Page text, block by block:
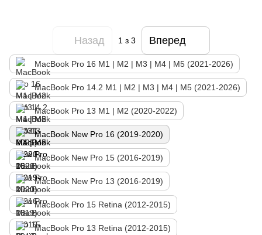
Назад 1з 3 Вперед
MacBook Pro 16 М1 | М2 | M3 | M4 | M5 (2021-2026)
MacBook Pro 14.2 М1 | М2 | M3 | M4 | M5 (2021-2026)
MacBook Pro 13 M1 | M2 (2020-2022)
MacBook New Pro 16 (2019-2020)
MacBook New Pro 15 (2016-2019)
MacBook New Pro 13 (2016-2019)
MacBook Pro 15 Retina (2012-2015)
MacBook Pro 13 Retina (2012-2015)